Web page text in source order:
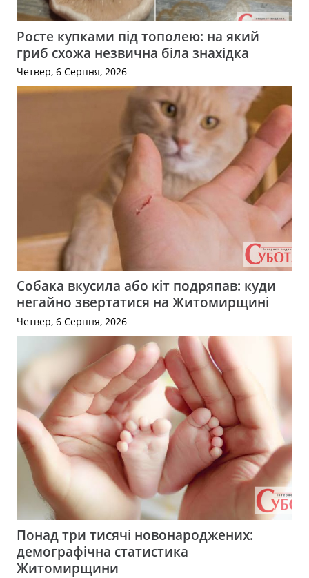
Росте купками під тополею: на який
гриб схожа незвична біла знахідка
Четвер, 6 Серпня, 2026
Собака вкусила або кіт подряпав: куди
негайно звертатися на Житомирщині
Четвер, 6 Серпня, 2026
Понад три тисячі новонароджених:
демографічна статистика
Житомирщини